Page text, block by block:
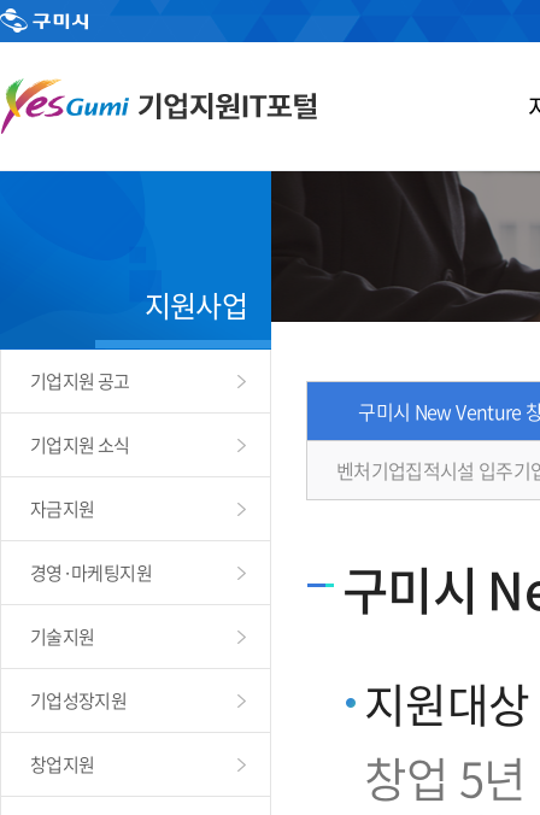
지원사업
기업지원 공고
기업지원 소식
자금지원
경영·마케팅지원
기술지원
기업성장지원
창업지원
구미시 New Venture
벤처기업집적시설 입주기
구미시
지원대상
창업 5